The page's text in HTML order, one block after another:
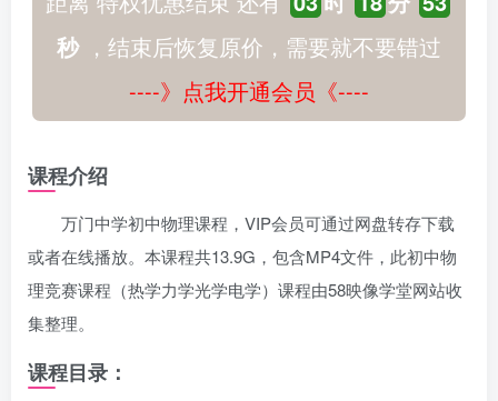
秒，结束后恢复原价，需要就不要错过
----》点我开通会员《----
课程介绍
万门中学初中物理课程，VIP会员可通过网盘转存下载
或者在线播放。本课程共13.9G，包含MP4文件，此初中物
理竞赛课程（热学力学光学电学）课程由58映像学堂网站收
集整理。
课程目录：